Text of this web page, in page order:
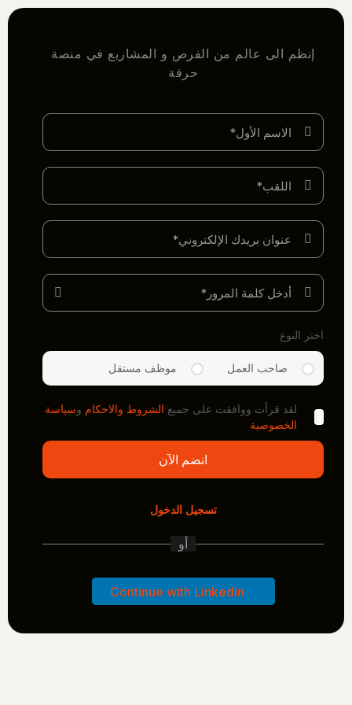
إنظم الى عالم من الفرص و المشاريع في منصة
حرفة
اختر النوع
صاحب العمل موظف مستقل
لقد قرأت ووافقت على جميع الشروط والاحكام وسياسة
الخصوصية
انضم الآن
تسجيل الدخول
أو
Continue with Linkedin